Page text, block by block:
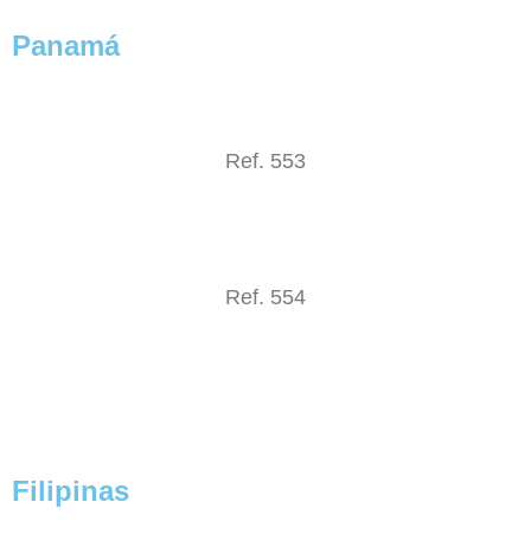
Panamá
Ref. 553
Ref. 554
Filipinas